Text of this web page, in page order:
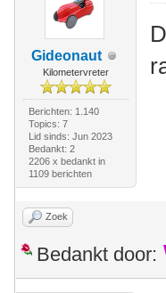
Gideonaut
Kilometervreter
Berichten: 1.140
Topics: 7
Lid sinds: Jun 2023
Bedankt: 2
2206 x bedankt in
1109 berichten
Zoek
Bedankt door: